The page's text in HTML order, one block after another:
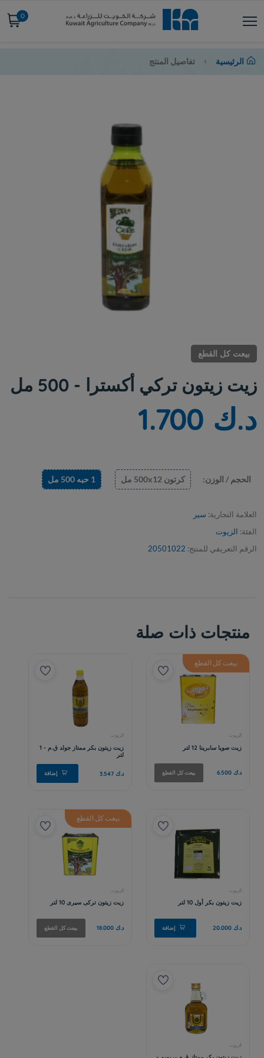
0
الرئيسية تفاصيل المنتج
بيعت كل القطع
زيت زيتون تركي أكسترا - 500 مل
د.ك 1.700
الحجم / الوزن: كرتون 500x12 مل 1 حبه 500 مل
العلامة التجارية: سير
الفئة: الزيوت
الرقم التعريفي للمنتج: 20501022
منتجات ذات صلة
بيعت كل القطع
بيعت كل القطع